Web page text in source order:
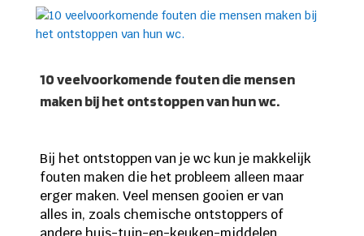
10 veelvoorkomende fouten die mensen
maken bij het ontstoppen van hun wc.
Bij het ontstoppen van je wc kun je makkelijk
fouten maken die het probleem alleen maar
erger maken. Veel mensen gooien er van
alles in, zoals chemische ontstoppers of